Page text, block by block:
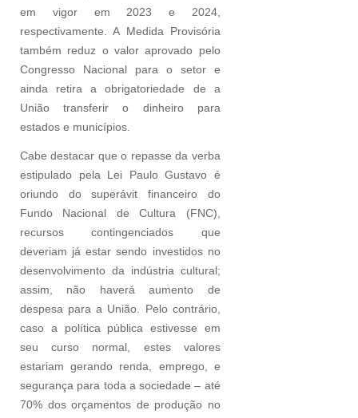
em vigor em 2023 e 2024,
respectivamente. A Medida Provisória
também reduz o valor aprovado pelo
Congresso Nacional para o setor e
ainda retira a obrigatoriedade de a
União transferir o dinheiro para
estados e municípios.
Cabe destacar que o repasse da verba
estipulado pela Lei Paulo Gustavo é
oriundo do superávit financeiro do
Fundo Nacional de Cultura (FNC),
recursos contingenciados que
deveriam já estar sendo investidos no
desenvolvimento da indústria cultural;
assim, não haverá aumento de
despesa para a União. Pelo contrário,
caso a política pública estivesse em
seu curso normal, estes valores
estariam gerando renda, emprego, e
segurança para toda a sociedade – até
70% dos orçamentos de produção no